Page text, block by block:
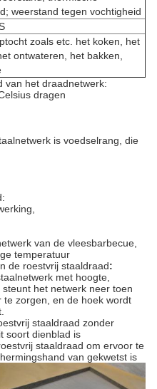
weerstand tegen vochtigheid
zoals etc. het koken, het
ontwateren, het bakken,
van het draadnetwerk:
dragen
is voedselrang, die
van de vleesbarbecue,
temperatuur
de roestvrij staaldraad:
met hoogte,
het netwerk neer toen
zorgen, en de hoek wordt
staaldraad zonder
soort dienblad is
staaldraad om ervoor te
van gekwetst is